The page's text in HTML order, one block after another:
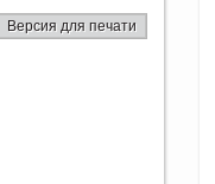
Версия для печати